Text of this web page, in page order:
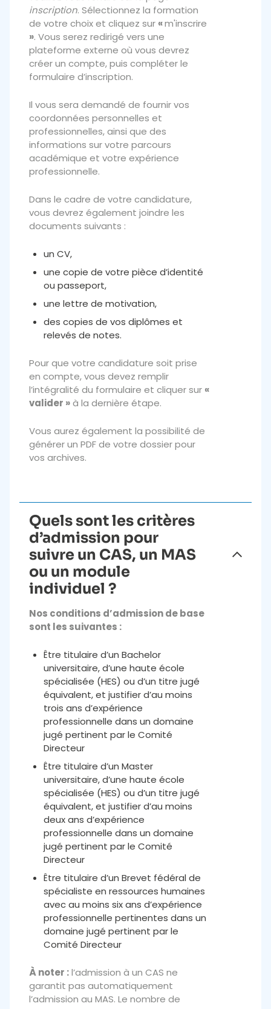
inscription. Sélectionnez la formation
de votre choix et cliquez sur «m'inscrire
». Vous serez redirigé vers une
plateforme externe où vous devrez
créer un compte, puis compléter le
formulaire d’inscription.
Il vous sera demandé de fournir vos
coordonnées personnelles et
professionnelles, ainsi que des
informations sur votre parcours
académique et votre expérience
professionnelle.
Dans le cadre de votre candidature,
vous devrez également joindre les
documents suivants :
un CV,
une copie de votre pièce d’identité
ou passeport,
une lettre de motivation,
des copies de vos diplômes et
relevés de notes.
Pour que votre candidature soit prise
en compte, vous devez remplir
l’intégralité du formulaire et cliquer sur «
valider »à la dernière étape.
Vous aurez également la possibilité de
générer un PDF de votre dossier pour
vos archives.
Quels sont les critères
d’admission pour
suivre un CAS, un MAS
ou un module
individuel ?
Nos conditions d’admission de base
sont les suivantes :
Être titulaire d’un Bachelor
universitaire, d’une haute école
spécialisée (HES) ou d’un titre jugé
équivalent, et justifier d’au moins
trois ans d’expérience
professionnelle dans un domaine
jugé pertinent par le Comité
Directeur
Être titulaire d’un Master
universitaire, d’une haute école
spécialisée (HES) ou d’un titre jugé
équivalent, et justifier d’au moins
deux ans d’expérience
professionnelle dans un domaine
jugé pertinent par le Comité
Directeur
Être titulaire d’un Brevet fédéral de
spécialiste en ressources humaines
avec au moins six ans d’expérience
professionnelle pertinentes dans un
domaine jugé pertinent par le
Comité Directeur
À noter :l’admission à un CAS ne
garantit pas automatiquement
l’admission au MAS. Le nombre de